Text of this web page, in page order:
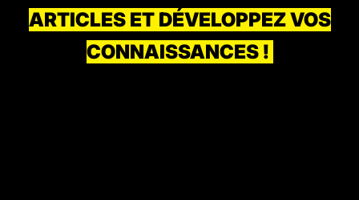
ARTICLES ET DÉVELOPPEZ VOS
CONNAISSANCES !